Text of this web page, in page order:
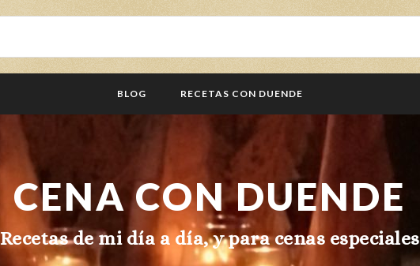
BLOG RECETAS CON DUENDE
CENA CON DUENDE
Recetas de mi día a día, y para cenas especiales